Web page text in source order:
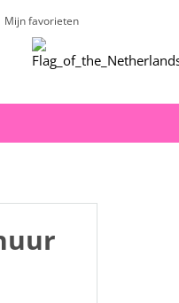
Mijn favorieten